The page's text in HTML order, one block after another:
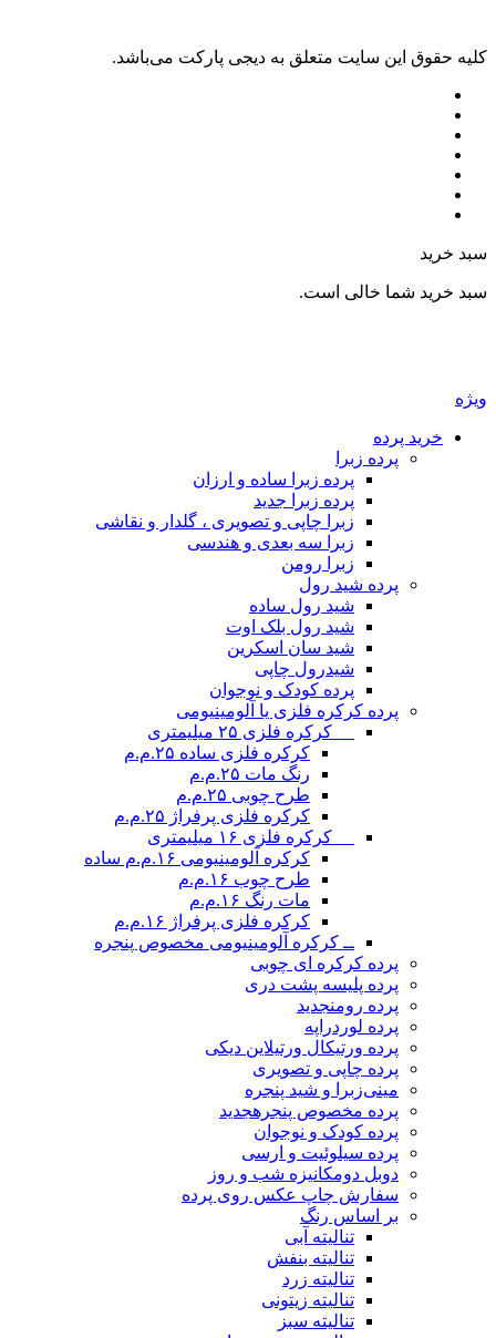
کليه حقوق اين سايت متعلق به دیجی پارکت می‌باشد.
سبد خرید
سبد خرید شما خالی است.
ویژه
خرید پرده
پرده زبرا
پرده زبرا ساده و ارزان
پرده زبرا جدید
زبرا چاپی و تصویری ، گلدار و نقاشی
زبرا سه بعدی و هندسی
زبرا رومن
پرده شید رول
شید رول ساده
شید رول بلک اوت
شید سان اسکرین
شیدرول چاپی
پرده کودک و نوجوان
پرده کرکره فلزی یا آلومینیومی
__ کرکره فلزی ۲۵ میلیمتری
کرکره فلزی ساده ۲۵.م.م
رنگ مات ۲۵.م.م
طرح چوبی ۲۵.م.م
کرکره فلزی پرفراژ ۲۵.م.م
__ کرکره فلزی ۱۶ میلیمتری
کرکره آلومینیومی ۱۶.م.م ساده
طرح چوب ۱۶.م.م
مات رنگ ۱۶.م.م
کرکره فلزی پرفراژ ۱۶.م.م
ــ کرکره آلومینیومی مخصوص پنجره
پرده کرکره ای چوبی
پرده پلیسه پشت دری
پرده رومنجدید
پرده لوردراپه
پرده ورتیکال ورتیلاین دیکی
پرده چاپی و تصویری
مینی‌زبرا و شید پنجره
پرده مخصوص پنجرهجدید
پرده کودک و نوجوان
پرده سیلوئیت و ارسی
دوبل دومکانیزه شب و روز
سفارش چاپ عکس روی پرده
بر اساس رنگ
تنالیته آبی
تنالیته بنفش
تنالیته زرد
تنالیته زیتونی
تنالیته سبز